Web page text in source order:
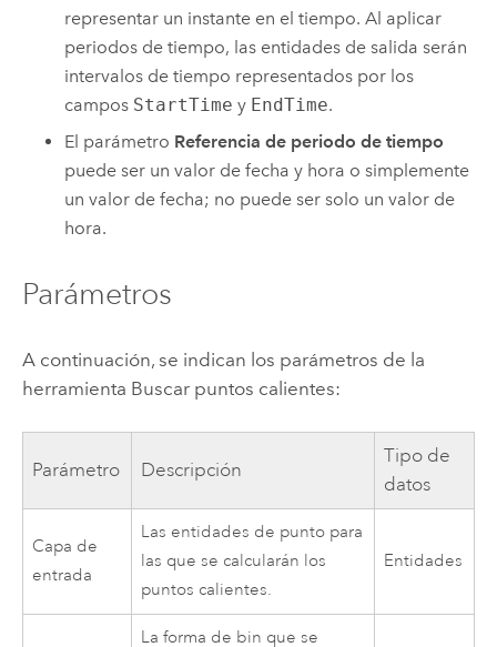
representar un instante en el tiempo. Al aplicar
periodos de tiempo, las entidades de salida serán
intervalos de tiempo representados por los
campos StartTime y EndTime.
El parámetro Referencia de periodo de tiempo
puede ser un valor de fecha y hora o simplemente
un valor de fecha; no puede ser solo un valor de
hora.
Parámetros
A continuación, se indican los parámetros de la
herramienta Buscar puntos calientes:
Parámetro Descripción
Tipo de
datos
Capa de
entrada
Las entidades de punto para
las que se calcularán los
puntos calientes.
Entidades
La forma de bin que se